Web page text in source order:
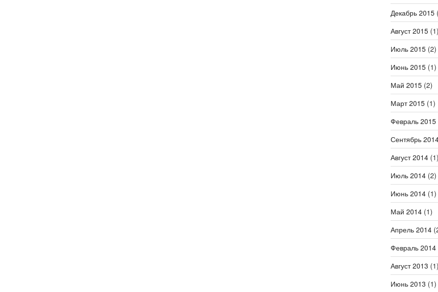
Декабрь 2015
Август 2015(1)
Июль 2015(2)
Июнь 2015(1)
Май 2015(2)
Март 2015(1)
Февраль 2015
Сентябрь
Август 2014(1)
Июль 2014(2)
Июнь 2014(1)
Май 2014(1)
Апрель 2014
Февраль 2014
Август 2013 (1)
Июнь 2013 (1)